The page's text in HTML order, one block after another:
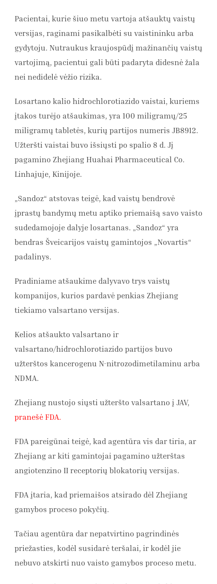
Pacientai, kurie šiuo metu vartoja atšauktų vaistų
versijas, raginami pasikalbėti su vaistininku arba
gydytoju. Nutraukus kraujospūdį mažinančių vaistų
vartojimą, pacientui gali būti padaryta didesnė žala
nei nedidelė vėžio rizika.
Losartano kalio hidrochlorotiazido vaistai, kuriems
įtakos turėjo atšaukimas, yra 100 miligramų/25
miligramų tabletės, kurių partijos numeris JB8912.
Užteršti vaistai buvo išsiųsti po spalio 8 d. Jį
pagamino Zhejiang Huahai Pharmaceutical Co.
Linhajuje, Kinijoje.
„Sandoz“ atstovas teigė, kad vaistų bendrovė
įprastų bandymų metu aptiko priemaišą savo vaisto
sudedamojoje dalyje losartanas. „Sandoz“ yra
bendras Šveicarijos vaistų gamintojos „Novartis“
padalinys.
Pradiniame atšaukime dalyvavo trys vaistų
kompanijos, kurios pardavė penkias Zhejiang
tiekiamo valsartano versijas.
Kelios atšaukto valsartano ir
valsartano/hidrochlorotiazido partijos buvo
užterštos kancerogenu N-nitrozodimetilaminu arba
NDMA.
Zhejiang nustojo siųsti užteršto valsartano į JAV,
pranešė FDA.
FDA pareigūnai teigė, kad agentūra vis dar tiria, ar
Zhejiang ar kiti gamintojai pagamino užterštas
angiotenzino II receptorių blokatorių versijas.
FDA įtaria, kad priemaišos atsirado dėl Zhejiang
gamybos proceso pokyčių.
Tačiau agentūra dar nepatvirtino pagrindinės
priežasties, kodėl susidarė teršalai, ir kodėl jie
nebuvo atskirti nuo vaisto gamybos proceso metu.